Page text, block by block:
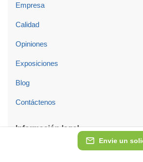
Envie un
Empresa
Calidad
Opiniones
Exposiciones
Blog
Contáctenos
Información legal
Condiciones generales de venta